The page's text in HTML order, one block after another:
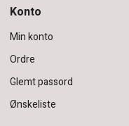
Konto
Min konto
Ordre
Glemt passord
Ønskeliste